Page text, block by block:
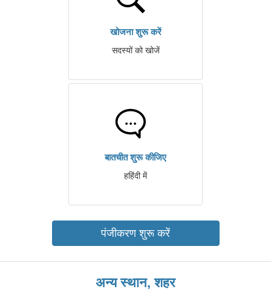
खोजना शुरू करें
सदस्यों को खोजें
बातचीत शुरू कीजिए
हहिंदी में
पंजीकरण शुरू करें
अन्य स्थान, शहर